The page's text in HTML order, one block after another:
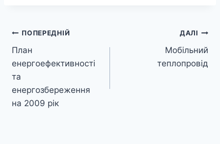
Навігація
записів
ПОПЕРЕДНІЙ
План
енергоефективності
та
енергозбереження
на 2009 рік
ДАЛІ
Мобільний
теплопровід